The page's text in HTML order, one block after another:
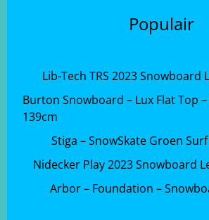
Populair
Lib-Tech TRS 2023 Snowboard
Burton Snowboard – Lux Flat Top
139cm
Stiga – SnowSkate Groen
Nidecker Play 2023 Snowboard
Arbor – Foundation –